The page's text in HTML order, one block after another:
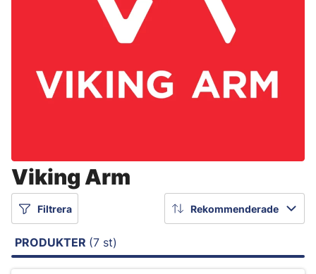
Viking Arm
Filtrera Rekommenderade
PRODUKTER (7 st)